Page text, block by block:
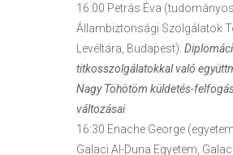
16:00 Petrás Éva
Állambiztonsági Szolgálatok
Levéltára, Budapest):
titkosszolgálatokkal való
Nagy Töhötöm küldetés-
változásai
16:30 Enache George
Galaci Al-Duna Egyetem,